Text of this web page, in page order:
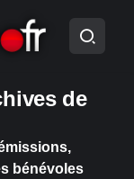
de
bénévoles